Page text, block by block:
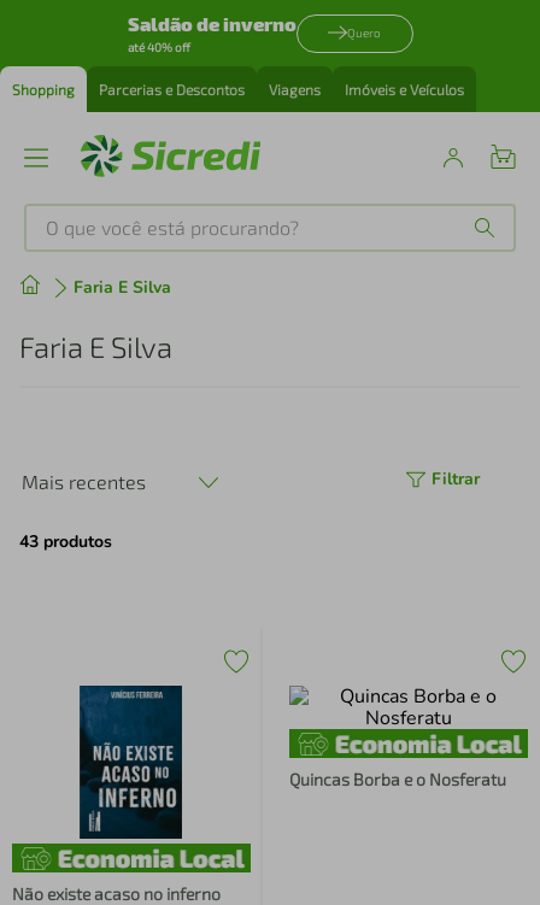
Saldão de inverno
até 40% off
Quero
Shopping Parcerias e Descontos Viagens Imóveis e Veículos
O que você está procurando?
Faria E Silva
Faria E Silva
Mais recentes Filtrar
43 produtos
Não existe acaso no inferno
Quincas Borba e o Nosferatu
Produtos mais buscados
1 tenis
perfume
4º air fryer